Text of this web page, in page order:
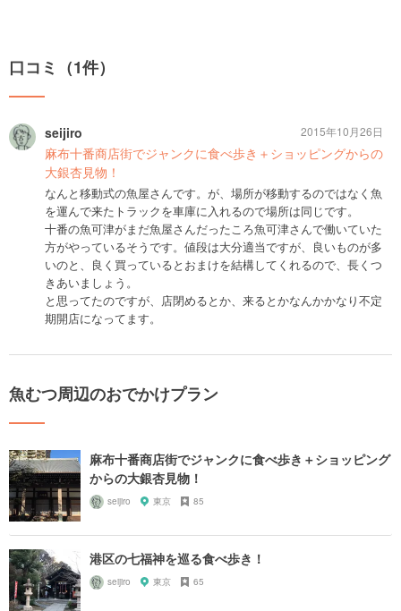
口コミ（1件）
seijiro
麻布十番商店街でジャンクに食べ歩き＋ショッピングからの
大銀杏見物！
なんと移動式の魚屋さんです。が、場所が移動するのではなく魚
を運んで来たトラックを車庫に入れるので場所は同じです。
十番の魚可津がまだ魚屋さんだったころ魚可津さんで働いていた
方がやっているそうです。値段は大分適当ですが、良いものが多
いのと、良く買っているとおまけを結構してくれるので、長くつ
きあいましょう。
と思ってたのですが、店閉めるとか、来るとかなんかかなり不定
期開店になってます。
2015年10月26日
魚むつ周辺のおでかけプラン
麻布十番商店街でジャンクに食べ歩き＋ショッピング
からの大銀杏見物！
seijiro 東京 85
港区の七福神を巡る食べ歩き！
seijiro 東京 65